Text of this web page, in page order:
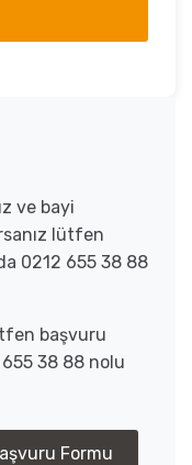
ve bayi
lütfen
0212 655 38 88
başvuru
38 88 nolu
Formu